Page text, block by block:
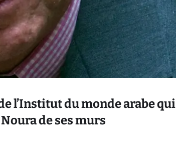
l’Institut du monde arabe qui
de ses murs